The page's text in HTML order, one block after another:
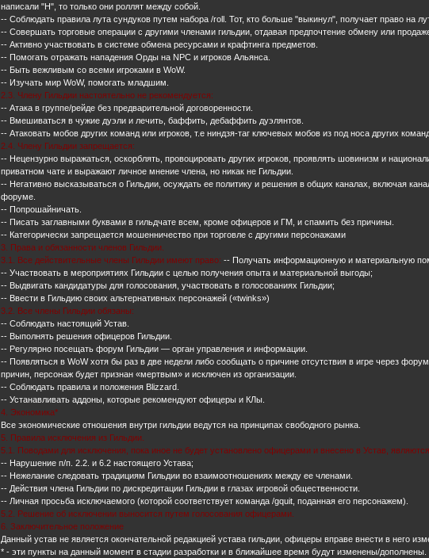
написали "Н", то только они роллят между собой.
-- Соблюдать правила лута сундуков путем набора /roll. Тот, кто больше "выкинул", получает право на
-- Совершать торговые операции с другими членами гильдии, отдавая предпочтение обмену или
-- Активно участвовать в системе обмена ресурсами и крафтинга предметов.
-- Помогать отражать нападения Орды на NPC и игроков Альянса.
-- Быть вежливым со всеми игроками в WoW.
-- Изучать мир WoW, помогать младшим.
2.3. Члену Гильдии настоятельно не рекомендуется:
-- Атака в группе/рейде без предварительной договоренности.
-- Вмешиваться в чужие дуэли и лечить, баффить, дебаффить дуэлянтов.
-- Атаковать мобов других команд или игроков, т.е ниндзя-таг ключевых мобов из под носа других
2.4. Члену Гильдии запрещается:
-- Нецензурно выражаться, оскорблять, провоцировать других игроков, проявлять шовинизм и
приватном чате и выражают личное мнение члена, но никак не Гильдии.
-- Негативно высказываться о Гильдии, осуждать ее политику и решения в общих каналах, включая
форуме.
-- Попрошайничать.
-- Писать заглавными буквами в гильдчате всем, кроме офицеров и ГМ, и спамить без причины.
-- Категорически запрещается мошенничество при торговле с другими персонажами
3. Права и обязанности членов Гильдии.
3.1. Все действительные члены Гильдии имеют право:-- Получать информационную и материальную
-- Участвовать в мероприятиях Гильдии с целью получения опыта и материальной выгоды;
-- Выдвигать кандидатуры для голосования, участвовать в голосованиях Гильдии;
-- Ввести в Гильдию своих альтернативных персонажей («twinks»)
3.2. Все члены Гильдии обязаны:
-- Соблюдать настоящий Устав.
-- Выполнять решения офицеров Гильдии.
-- Регулярно посещать форум Гильдии — орган управления и информации.
-- Появляться в WoW хотя бы раз в две недели либо сообщать о причине отсутствия в игре через
причин, персонаж будет признан «мертвым» и исключен из организации.
-- Соблюдать правила и положения Blizzard.
-- Устанавливать аддоны, которые рекомендуют офицеры и КЛы.
4. Экономика*
Все экономические отношения внутри гильдии ведутся на принципах свободного рынка.
5. Правила исключения из Гильдии.
5.1. Поводами для исключения, пока иное не будет установлено офицерами и внесено в Устав,
-- Нарушение п/п. 2.2. и 6.2 настоящего Устава;
-- Нежелание следовать традициям Гильдии во взаимоотношениях между ее членами.
-- Действия члена Гильдии по дискредитации Гильдии в глазах игровой общественности.
-- Личная просьба исключаемого (которой соответствует команда /gquit, поданная его персонажем).
5.2. Решение об исключении выносится путем голосования офицерами.
6. Заключительное положение
Данный устав не является окончательной редакцией устава гильдии, офицеры вправе внести в него
* - эти пункты на данный момент в стадии разработки и в ближайшее время будут изменены/дополнены.